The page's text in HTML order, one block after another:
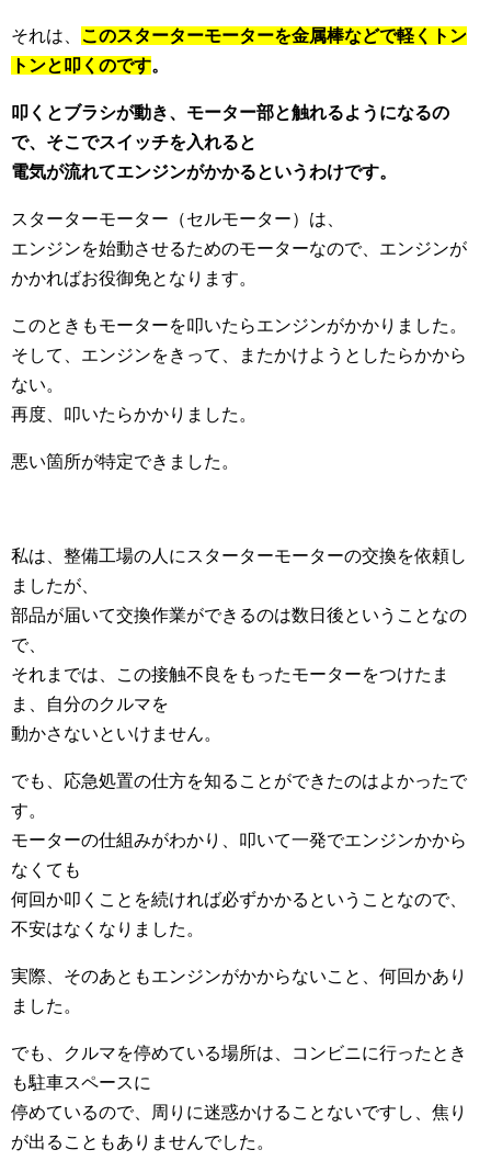
それは、 このスターターモーターを金属棒などで軽くトン
トンと叩くのです。
叩くとブラシが動き、モーター部と触れるようになるの
で、そこでスイッチを入れると
電気が流れてエンジンがかかるというわけです。
スターターモーター（セルモーター）は、
エンジンを始動させるためのモーターなので、エンジンが
かかればお役御免となります。
このときもモーターを叩いたらエンジンがかかりました。
そして、エンジンをきって、またかけようとしたらかから
ない。
再度、叩いたらかかりました。
悪い箇所が特定できました。
私は、整備工場の人にスターターモーターの交換を依頼し
ましたが、
部品が届いて交換作業ができるのは数日後ということなの
で、
それまでは、この接触不良をもったモーターをつけたま
ま、自分のクルマを
動かさないといけません。
でも、応急処置の仕方を知ることができたのはよかったで
す。
モーターの仕組みがわかり、叩いて一発でエンジンかから
なくても
何回か叩くことを続ければ必ずかかるということなので、
不安はなくなりました。
実際、そのあともエンジンがかからないこと、何回かあり
ました。
でも、クルマを停めている場所は、コンビニに行ったとき
も駐車スペースに
停めているので、周りに迷惑かけることないですし、焦り
が出ることもありませんでした。